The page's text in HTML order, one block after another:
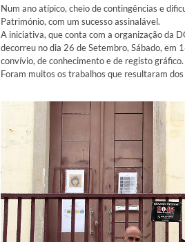
Num ano atípico, cheio de contingências e
Património, com um sucesso assinalável.
A iniciativa, que conta com a organização da
decorreu no dia 26 de Setembro, Sábado, em
convívio, de conhecimento e de registo gráfico.
Foram muitos os trabalhos que resultaram